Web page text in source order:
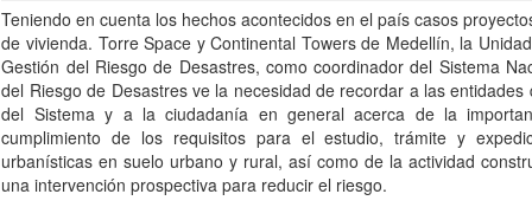
Teniendo en cuenta los hechos acontecidos en el país casos
de vivienda. Torre Space y Continental Towers de Medellín, la
Gestión del Riesgo de Desastres, como coordinador del Sistema
del Riesgo de Desastres ve la necesidad de recordar a las entidades
del Sistema y a la ciudadanía en general acerca de la
cumplimiento de los requisitos para el estudio, trámite y
urbanísticas en suelo urbano y rural, así como de la actividad
una intervención prospectiva para reducir el riesgo.